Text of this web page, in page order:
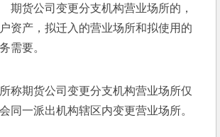
货公司变更分支机构营业场所的，
资产，拟迁入的营业场所和拟使用的
需要。
期货公司变更分支机构营业场所仅
同一派出机构辖区内变更营业场所。